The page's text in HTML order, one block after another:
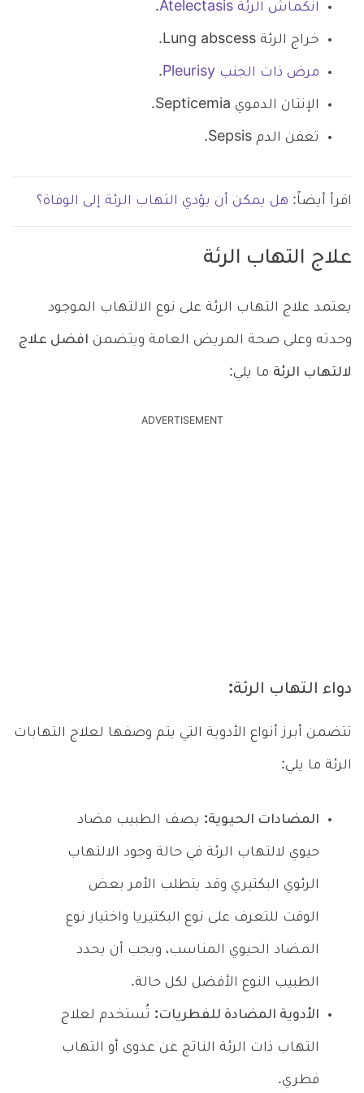
انكماش الرئة Atelectasis .
خراج الرئة Lung abscess.
مرض ذات الجنب Pleurisy .
الإنتان الدموي Septicemia.
تعفن الدم Sepsis.
اقرأ أيضاً: هل يمكن أن يؤدي التهاب الرئة إلى الوفاة؟
علاج التهاب الرئة
يعتمد علاج التهاب الرئة على نوع الالتهاب الموجود
وحدته وعلى صحة المريض العامة ويتضمن افضل علاج
لالتهاب الرئة ما يلي:
ADVERTISEMENT
دواء التهاب الرئة:
تتضمن أبرز أنواع الأدوية التي يتم وصفها لعلاج التهابات
الرئة ما يلي:
المضادات الحيوية: يصف الطبيب مضاد
حيوي لالتهاب الرئة في حالة وجود الالتهاب
الرئوي البكتيري وقد يتطلب الأمر بعض
الوقت للتعرف على نوع البكتيريا واختيار نوع
المضاد الحيوي المناسب، ويجب أن يحدد
الطبيب النوع الأفضل لكل حالة.
الأدوية المضادة للفطريات: تُستخدم لعلاج
التهاب ذات الرئة الناتج عن عدوى أو التهاب
فطري.